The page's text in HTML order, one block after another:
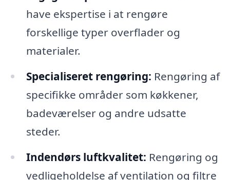
have ekspertise i at rengøre
forskellige typer overflader og
materialer.
Specialiseret rengøring: Rengøring af
specifikke områder som køkkener,
badeværelser og andre udsatte
steder.
Indendørs luftkvalitet: Rengøring og
vedligeholdelse af ventilation og filtre